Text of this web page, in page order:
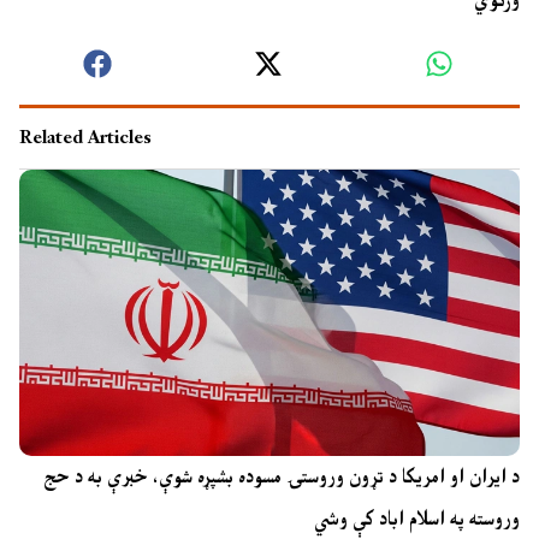
Related Articles
د ایران او امریکا د تړون وروستۍ مسوده بشپړه شوې، خبرې به د حج
وروسته په اسلام اباد کې وشي